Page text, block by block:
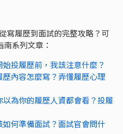
寫履歷到面試的完整攻略？可
系列文章：
投履歷前，我該注意什麼？
內容怎麼寫？弄懂履歷心理
為你的履歷人資都會看？投履
何準備面試？面試官會問什